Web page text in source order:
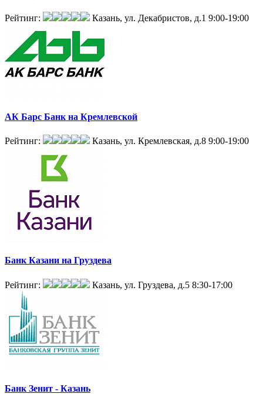
Рейтинг: Казань, ул. Декабристов, д.1 9:00-19:00
АК Барс Банк на Кремлевской
Рейтинг: Казань, ул. Кремлевская, д.8 9:00-19:00
Банк Казани на Груздева
Рейтинг: Казань, ул. Груздева, д.5 8:30-17:00
Банк Зенит - Казань